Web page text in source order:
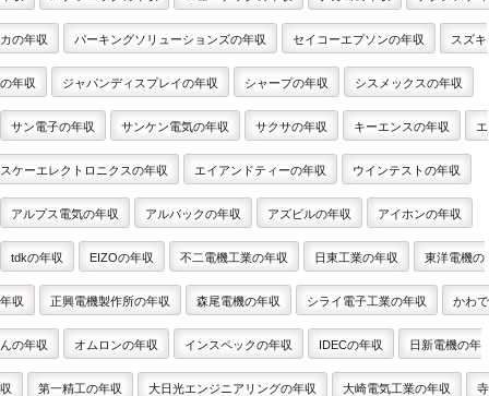
カの年収 パーキングソリューションズの年収 セイコーエプソンの年収 スズキ
の年収 ジャパンディスプレイの年収 シャープの年収 シスメックスの年収
サン電子の年収 サンケン電気の年収 サクサの年収 キーエンスの年収 エ
スケーエレクトロニクスの年収 エイアンドティーの年収 ウインテストの年収
アルプス電気の年収 アルバックの年収 アズビルの年収 アイホンの年収
tdkの年収 EIZOの年収 不二電機工業の年収 日東工業の年収 東洋電機の
年収 正興電機製作所の年収 森尾電機の年収 シライ電子工業の年収 かわで
んの年収 オムロンの年収 インスペックの年収 IDECの年収 日新電機の年
収 第一精工の年収 大日光エンジニアリングの年収 大崎電気工業の年収 寺